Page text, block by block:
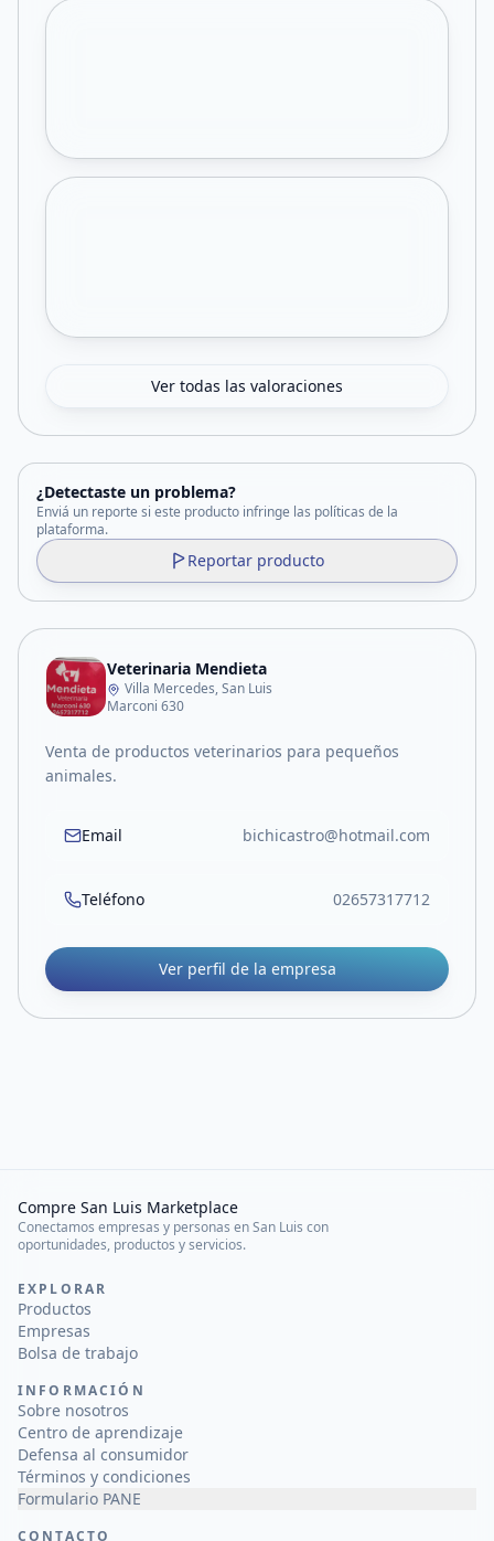
Ver todas las valoraciones
¿Detectaste un problema?
Enviá un reporte si este producto infringe las políticas de la
plataforma.
Reportar producto
Veterinaria Mendieta
Villa Mercedes, San Luis
Marconi 630
Venta de productos veterinarios para pequeños
animales.
Email bichicastro@hotmail.com
Teléfono 02657317712
Ver perfil de la empresa
Compre San Luis Marketplace
Conectamos empresas y personas en San Luis con
oportunidades, productos y servicios.
EXPLORAR
Productos
Empresas
Bolsa de trabajo
INFORMACIÓN
Sobre nosotros
Centro de aprendizaje
Defensa al consumidor
Términos y condiciones
Formulario PANE
CONTACTO